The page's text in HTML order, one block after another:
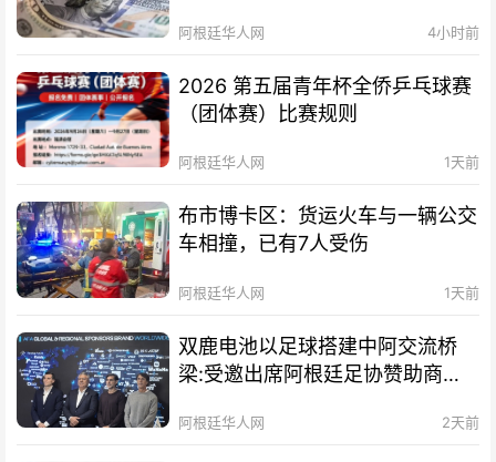
阿根廷华人网 4小时前
2026 第五届青年杯全侨乒乓球赛
（团体赛）比赛规则
阿根廷华人网 1天前
布市博卡区：货运火车与一辆公交
车相撞，已有7人受伤
阿根廷华人网 1天前
双鹿电池以足球搭建中阿交流桥
梁:受邀出席阿根廷足协赞助商招
阿根廷华人网 2天前